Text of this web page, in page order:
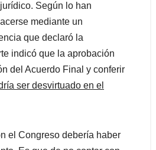
Según lo han
mediante un
que declaró la
indicó que la aprobación
del Acuerdo Final y conferir
ser desvirtuado en el
el Congreso debería haber